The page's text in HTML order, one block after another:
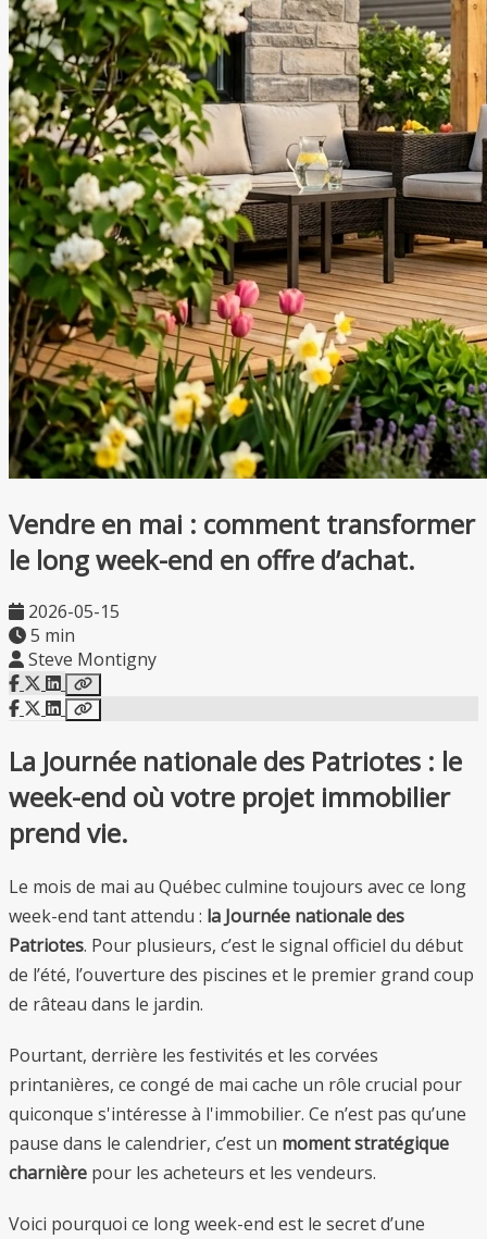
Vendre en mai : comment transformer
le long week-end en offre d’achat.
2026-05-15
5 min
Steve Montigny
La Journée nationale des Patriotes : le
week-end où votre projet immobilier
prend vie.
Le mois de mai au Québec culmine toujours avec ce long
week-end tant attendu : la Journée nationale des
Patriotes. Pour plusieurs, c’est le signal officiel du début
de l’été, l’ouverture des piscines et le premier grand coup
de râteau dans le jardin.
Pourtant, derrière les festivités et les corvées
printanières, ce congé de mai cache un rôle crucial pour
quiconque s'intéresse à l'immobilier. Ce n’est pas qu’une
pause dans le calendrier, c’est un moment stratégique
charnière pour les acheteurs et les vendeurs.
Voici pourquoi ce long week-end est le secret d’une